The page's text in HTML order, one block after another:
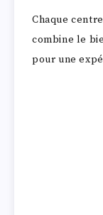
Chaque
combine le
pour une